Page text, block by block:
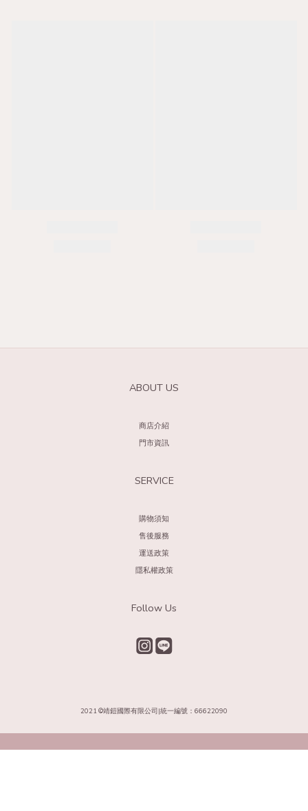
ABOUT US
商店介紹
門市資訊
SERVICE
購物須知
售後服務
運送政策
隱私權政策
Follow Us
2021 ©靖鎧國際有限公司|統一編號：66622090​